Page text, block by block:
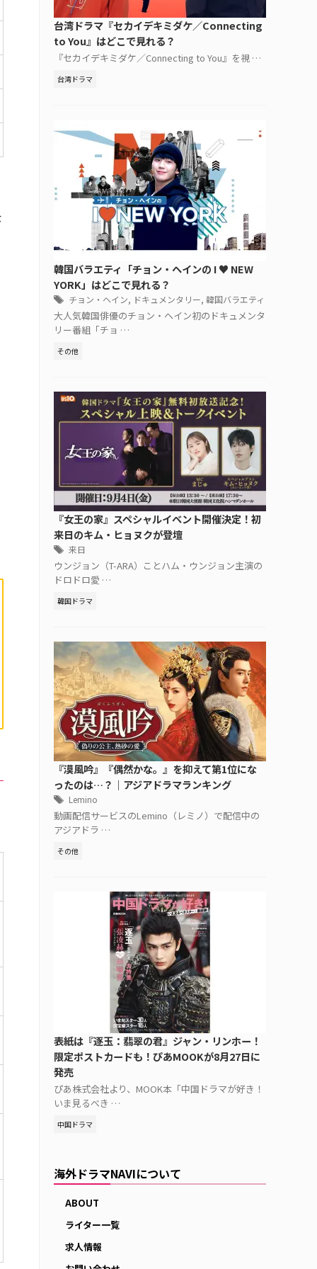
台湾ドラマ『セカイデキミダケ／Connecting
to You』はどこで見れる？
『セカイデキミダケ／Connecting to You』を視 …
台湾ドラマ
韓国バラエティ「チョン・ヘインの I ♥ NEW
YORK」はどこで見れる？
チョン・ヘイン, ドキュメンタリー, 韓国バラエティ
大人気韓国俳優のチョン・ヘイン初のドキュメンタ
リー番組「チョ …
その他
『女王の家』スペシャルイベント開催決定！初
来日のキム・ヒョヌクが登壇
来日
ウンジョン（T-ARA）ことハム・ウンジョン主演の
ドロドロ愛 …
韓国ドラマ
『漠風吟』『偶然かな。』を抑えて第1位にな
ったのは…？｜アジアドラマランキング
Lemino
動画配信サービスのLemino（レミノ）で配信中の
アジアドラ …
その他
表紙は『逐玉：翡翠の君』ジャン・リンホー！
限定ポストカードも！ぴあMOOKが8月27日に
発売
ぴあ株式会社より、MOOK本「中国ドラマが好き！
いま見るべき …
中国ドラマ
海外ドラマNAVIについて
ABOUT
ライター一覧
求人情報